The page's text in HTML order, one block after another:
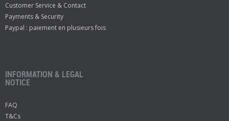
Customer Service & Contact
Payments & Security
Paypal : paiement en plusieurs fois
INFORMATION & LEGAL
NOTICE
FAQ
T&Cs